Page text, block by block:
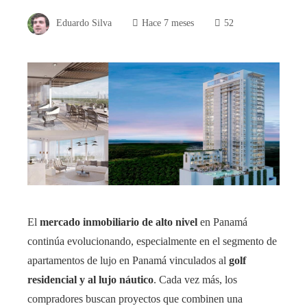
Eduardo Silva Hace 7 meses 52
El mercado inmobiliario de alto nivel en Panamá
continúa evolucionando, especialmente en el segmento de
apartamentos de lujo en Panamá vinculados al golf
residencial y al lujo náutico. Cada vez más, los
compradores buscan proyectos que combinen una